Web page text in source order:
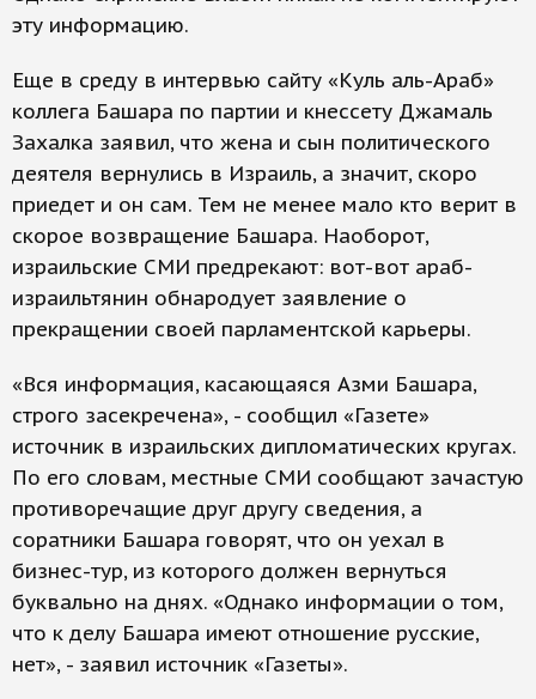
эту информацию.
Еще в среду в интервью сайту «Куль аль-Араб»
коллега Башара по партии и кнессету Джамаль
Захалка заявил, что жена и сын политического
деятеля вернулись в Израиль, а значит, скоро
приедет и он сам. Тем не менее мало кто верит в
скорое возвращение Башара. Наоборот,
израильские СМИ предрекают: вот-вот араб-
израильтянин обнародует заявление о
прекращении своей парламентской карьеры.
«Вся информация, касающаяся Азми Башара,
строго засекречена», - сообщил «Газете»
источник в израильских дипломатических кругах.
По его словам, местные СМИ сообщают зачастую
противоречащие друг другу сведения, а
соратники Башара говорят, что он уехал в
бизнес-тур, из которого должен вернуться
буквально на днях. «Однако информации о том,
что к делу Башара имеют отношение русские,
нет», - заявил источник «Газеты».